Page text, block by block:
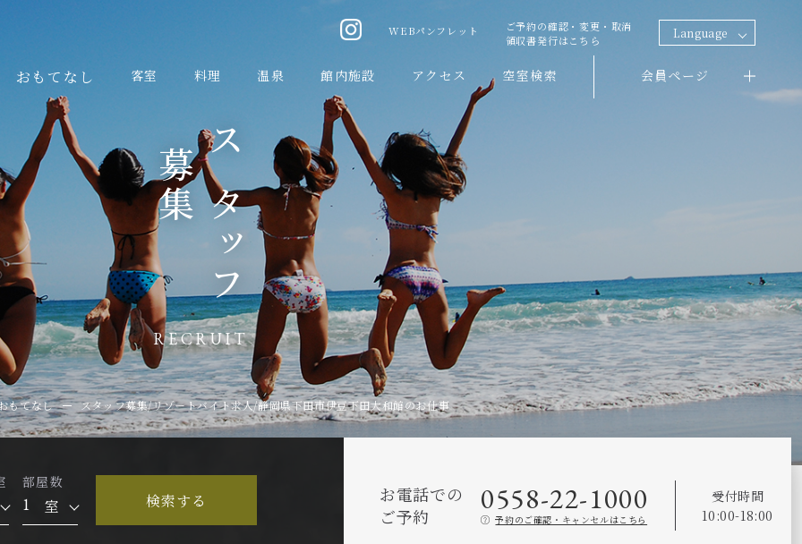
WEBパンフレット
ご予約の確認・変更・取消
領収書発行はこちら
Language
おもてなし 客室 料理 温泉 館内施設 アクセス 空室検索 会員ページ
部屋数
室 検索する
お電話での
ご予約
0558-22-1000
予約のご確認・キャンセルはこちら
受付時間
10:00-18:00
スタッフ
募集
RECRUIT
もてなし スタッフ募集/リゾートバイト求人/静岡県下田市伊豆下田大和館のお仕事